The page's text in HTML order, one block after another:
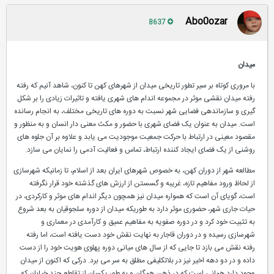
Abo0ozar
میدان
با مروری کوتاه بر سیر تطور تاریخی میدان از شهرهای کهن تا کنون، شاهد آنیم که رفته
رفته میدان نقشی موثر در مجموعه اندام های شهری یافته و تاثیرات زیادی را بر شکل
گیری و سازماندهی فضایی شهر نسبت به دوره های تاریخی مختلف، به انجام رسانده
است. میدان به عنوان یک فضای شهری با حضور و مکث معنی دار انسان و به منظور و
مقصود معینی در ارتباط با حرکت جمعیت موجودیت می یابد و علاوه بر آن جلوه های
روشنی از یک فضای ایجاد کننده ارتباط، تماس و فعالیت آدمی را نمایان می سازد.
مطالعه شهر از دوران کهن، به خصوص شهرهای ایران بعد از اسلام، تا زمانیکه شهرسازی
از لحاظ ورود مفاهیم تازه، غریبه و گسستن از ارزش های گذشته خود قرار نگرفته
است، گویای آن است که همواره میدان نیز همچون دیگر اندام های موثر و کارکردی، در
حیات جاری شهر، حضوری موثر دارد به طوریکه میدان از دوره سلجوقیان به بعد شروع
به تثبیت خود کرد و در دوره صفویه به مفاهیم عمیق و کارآمدی در معماری و
شهرسازی رسیده و در دوران قاجار به نهایت نقش خود دست یافته است، اما رفته
رفته نقش می بازد تا جایی که از سال های میانی دوره پهلوی هویت خود را از دست
داده و در دو دهه اخیر نیز در بلاتکلیفی مطلق به سر می برد. درکی که اکنون از میدان